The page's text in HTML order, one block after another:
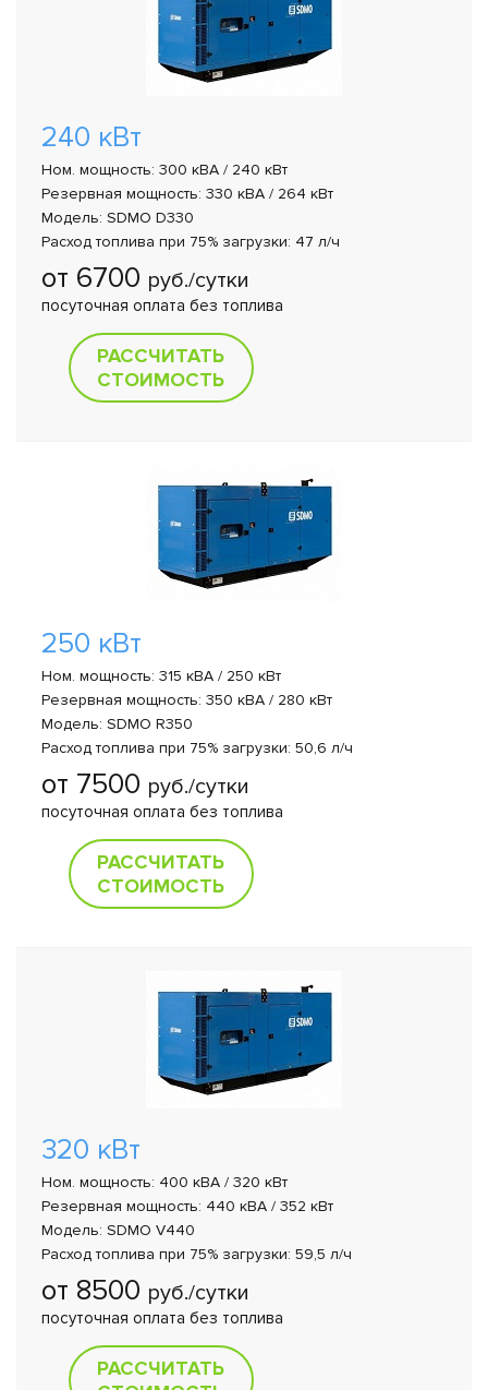
240 кВт
Ном. мощность: 300 кВА / 240 кВт
Резервная мощность: 330 кВА / 264 кВт
Модель: SDMO D330
Расход топлива при 75% загрузки: 47 л/ч
от 6700 руб./сутки
посуточная оплата без топлива
РАССЧИТАТЬ
СТОИМОСТЬ
250 кВт
Ном. мощность: 315 кВА / 250 кВт
Резервная мощность: 350 кВА / 280 кВт
Модель: SDMO R350
Расход топлива при 75% загрузки: 50,6 л/ч
от 7500 руб./сутки
посуточная оплата без топлива
РАССЧИТАТЬ
СТОИМОСТЬ
320 кВт
Ном. мощность: 400 кВА / 320 кВт
Резервная мощность: 440 кВА / 352 кВт
Модель: SDMO V440
Расход топлива при 75% загрузки: 59,5 л/ч
от 8500 руб./сутки
посуточная оплата без топлива
РАССЧИТАТЬ